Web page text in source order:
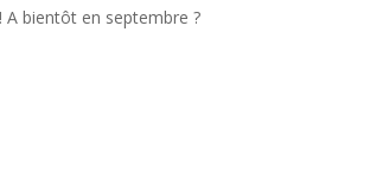
A bientôt en septembre ?